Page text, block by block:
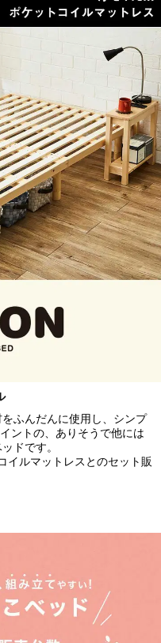
ふんだんに使用し、シンプ
ントの、ありそうで他には
ドです。
ルマットレスとのセット販